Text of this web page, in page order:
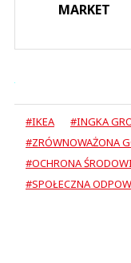
MARKET
#IKEA
#INGKA
#ZRÓWNOWAŻONA
#OCHRONA
#SPOŁECZNA